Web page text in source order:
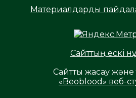
Материалдарды
Сайттың ескі
Сайтты жасау және
«Beoblood» веб-